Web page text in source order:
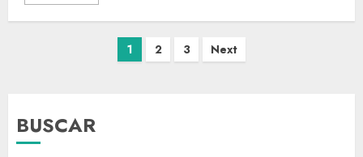
1 2 3 Next
BUSCAR